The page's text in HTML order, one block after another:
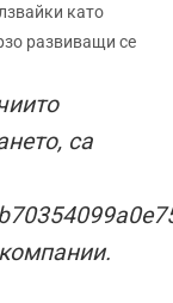
като
развиващи се
са